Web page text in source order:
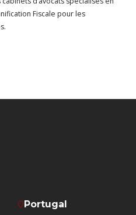
Fiscale pour les
Portugal